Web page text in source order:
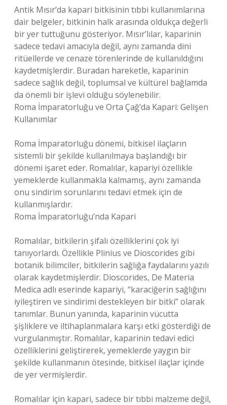
Antik Mısır’da kapari bitkisinin tıbbi kullanımlarına
dair belgeler, bitkinin halk arasında oldukça değerli
bir yer tuttuğunu gösteriyor. Mısır’lılar, kaparinin
sadece tedavi amacıyla değil, aynı zamanda dini
ritüellerde ve cenaze törenlerinde de kullanıldığını
kaydetmişlerdir. Buradan hareketle, kaparinin
sadece sağlık değil, toplumsal ve kültürel bağlamda
da önemli bir işlevi olduğu söylenebilir.
Roma İmparatorluğu ve Orta Çağ’da Kapari: Gelişen
Kullanımlar
Roma İmparatorluğu dönemi, bitkisel ilaçların
sistemli bir şekilde kullanılmaya başlandığı bir
dönemi işaret eder. Romalılar, kapariyi özellikle
yemeklerde kullanmakla kalmamış, aynı zamanda
onu sindirim sorunlarını tedavi etmek için de
kullanmışlardır.
Roma İmparatorluğu’nda Kapari
Romalılar, bitkilerin şifalı özelliklerini çok iyi
tanıyorlardı. Özellikle Plinius ve Dioscorides gibi
botanik bilimciler, bitkilerin sağlığa faydalarını yazılı
olarak kaydetmişlerdir. Dioscorides, De Materia
Medica adlı eserinde kapariyi, “karaciğerin sağlığını
iyileştiren ve sindirimi destekleyen bir bitki” olarak
tanımlar. Bunun yanında, kaparinin vücutta
şişliklere ve iltihaplanmalara karşı etki gösterdiği de
vurgulanmıştır. Romalılar, kaparinin tedavi edici
özelliklerini geliştirerek, yemeklerde yaygın bir
şekilde kullanmanın ötesinde, bitkisel ilaçlar içinde
de yer vermişlerdir.
Romalılar için kapari, sadece bir tıbbi malzeme değil,